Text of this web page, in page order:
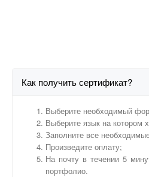
Как получить сертификат?
Выберите необходимый
Выберите язык на котором
Заполните все
Произведите оплату;
На почту в течении 5
портфолио.